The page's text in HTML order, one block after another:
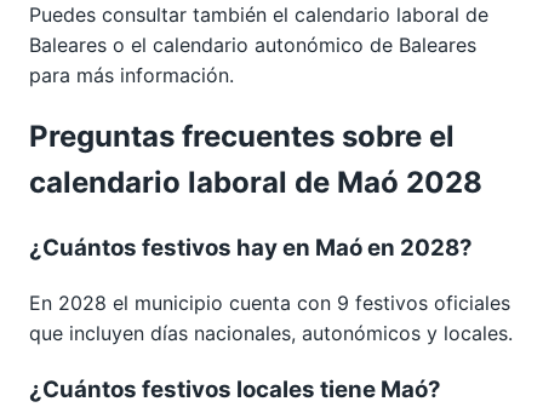
Puedes consultar también el calendario laboral de
Baleares o el calendario autonómico de Baleares
para más información.
Preguntas frecuentes sobre el
calendario laboral de Maó 2028
¿Cuántos festivos hay en Maó en 2028?
En 2028 el municipio cuenta con 9 festivos oficiales
que incluyen días nacionales, autonómicos y locales.
¿Cuántos festivos locales tiene Maó?